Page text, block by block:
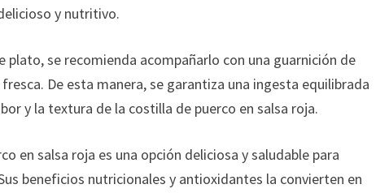
y nutritivo.
se recomienda acompañarlo con una guarnición de
De esta manera, se garantiza una ingesta equilibrada
y la textura de la costilla de puerco en salsa roja.
en salsa roja es una opción deliciosa y saludable para
beneficios nutricionales y antioxidantes la convierten en